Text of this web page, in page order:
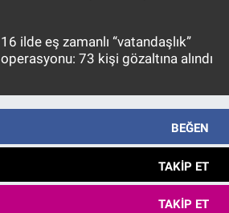
16 ilde eş zamanlı “vatandaşlık”
operasyonu: 73 kişi gözaltına alındı
BEĞEN
TAKIP ET
TAKIP ET